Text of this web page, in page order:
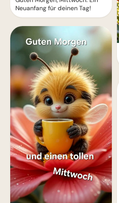
Neuanfang für deinen Tag!